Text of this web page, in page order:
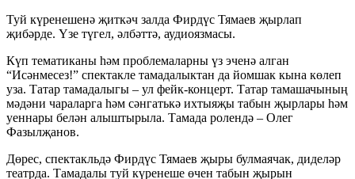
Туй күренешенә җиткәч залда Фирдүс Тямаев җырлап
җибәрде. Үзе түгел, әлбәттә, аудиоязмасы.
Күп тематиканы һәм проблемаларны үз эченә алган
“Исәнмесез!” спектакле тамадалыктан да йомшак кына көлеп
уза. Татар тамадалыгы – ул фейк-концерт. Татар тамашачының
мәдәни чараларга һәм сәнгатькә ихтыяҗы табын җырлары һәм
уеннары белән алыштырыла. Тамада ролендә – Олег
Фазылҗанов.
Дөрес, спектакльдә Фирдүс Тямаев җыры булмаячак, диделәр
театрда. Тамадалы туй күренеше өчен табын җырын